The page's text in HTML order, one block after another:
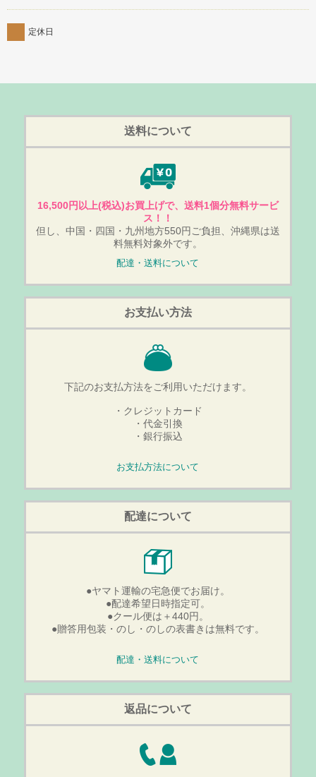
定休日
送料について
16,500円以上(税込)お買上げで、送料1個分無料サービ
ス！！
但し、中国・四国・九州地方550円ご負担、沖縄県は送
料無料対象外です。
配達・送料について
お支払い方法
下記のお支払方法をご利用いただけます。
・クレジットカード
・代金引換
・銀行振込
お支払方法について
配達について
●ヤマト運輸の宅急便でお届け。
●配達希望日時指定可。
●クール便は＋440円。
●贈答用包装・のし・のしの表書きは無料です。
配達・送料について
返品について